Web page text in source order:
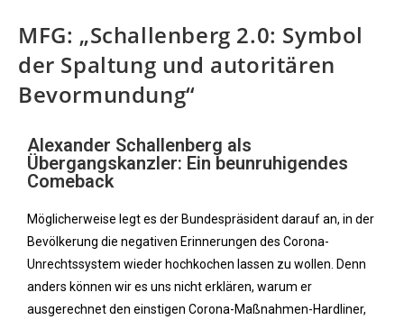
MFG: „Schallenberg 2.0: Symbol
der Spaltung und autoritären
Bevormundung“
Alexander Schallenberg als
Übergangskanzler: Ein beunruhigendes
Comeback
Möglicherweise legt es der Bundespräsident darauf an, in der
Bevölkerung die negativen Erinnerungen des Corona-
Unrechtssystem wieder hochkochen lassen zu wollen. Denn
anders können wir es uns nicht erklären, warum er
ausgerechnet den einstigen Corona-Maßnahmen-Hardliner,